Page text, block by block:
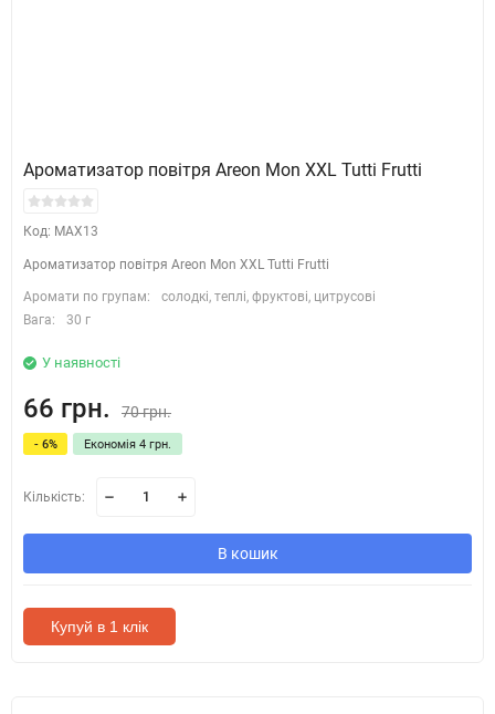
Ароматизатор повітря Areon Mon XXL Tutti Frutti
Код: MAX13
Ароматизатор повітря Areon Mon XXL Tutti Frutti
Аромати по групам:
солодкі, теплі, фруктові, цитрусові
Вага:
30 г
У наявності
66 грн. 70 грн.
- 6% Економія 4 грн.
Кількість:
В кошик
Купуй в 1 клік